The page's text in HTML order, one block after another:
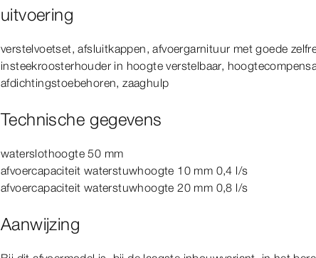
uitvoering
verstelvoetset, afsluitkappen, afvoergarnituur met goede
insteekroosterhouder in hoogte verstelbaar,
afdichtingstoebehoren, zaaghulp
Technische gegevens
waterslothoogte 50 mm
afvoercapaciteit waterstuwhoogte 10 mm 0,4 l/s
afvoercapaciteit waterstuwhoogte 20 mm 0,8 l/s
Aanwijzing